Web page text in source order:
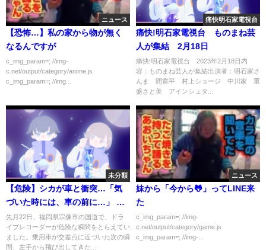
ニュース
【恐怖…】私の家から物が無く
なるんですが
c_img_param=; //img-
c.net/output/category/anime.js
c_img_param=; //img...
痛快明石家電視台
痛快!明石家電視台 ものまね芸
人が集結 2月18日
痛快!明石家電視台 2023年2月18日内
容：ものまね芸人が集結出演者：明石家さ
んま 間寛平 村上ショージ 中川家 重
盛さと美 アインシュタ...
未分類
【危険】シカが車と衝突…「気
づいた時には、車の前に…」 福
岡
先月22日、福岡県宗像市の国道で、ドラ
イブレコーダーが危険な瞬間をとらえてい
ました。乗用車が交差点に近づいた次の瞬
間、左手から飛び出してきた...
ニュース
妹から「今から🐸」ってLINE来
た
c_img_param=; //img-
c.net/output/category/game.js
c_img_param=; //img-...